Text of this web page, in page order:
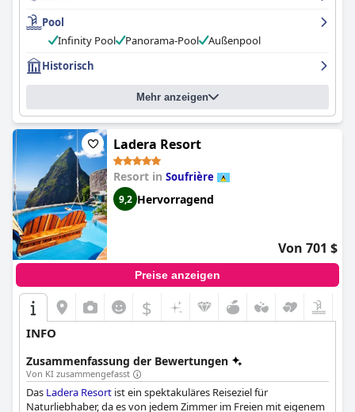
Abendessen ist großartig, auch wenn einige Gäste die
Kakaonibs in allem als Spielerei empfanden. Die Zimmer sind
großartig, komfortabel, geräumig und wunderbar den
warmherzig, freundlich und zuvorkommend. Der Infinity-Pool
bietet einen außergewöhnlichen Blick auf den Petit Piton und ist
ein Highlight des Hotels. Das Rabot Hotel von Hotel Chocolat ist
ein luxuriöses Erlebnis, das den Geldbeutel nicht sprengt. Die
Gäste loben das luxuriöse Gefühl und die Besonderheit des
Ortes. Insgesamt sind sich die Gäste einig, dass das Rabot Hotel
ein Luxusaufenthalt ist, der sich lohnt.
Pool
Infinity Pool
Panorama-Pool
Außenpool
Historisch
Mehr anzeigen
Ladera Resort
Resort in Soufrière
9,2 Hervorragend
Von 701 $
Preise anzeigen
$
INFO
Zusammenfassung der Bewertungen
Von KI zusammengefasst
Das Ladera Resort ist ein spektakuläres Reiseziel für
Naturliebhaber, da es von jedem Zimmer im Freien mit eigenem